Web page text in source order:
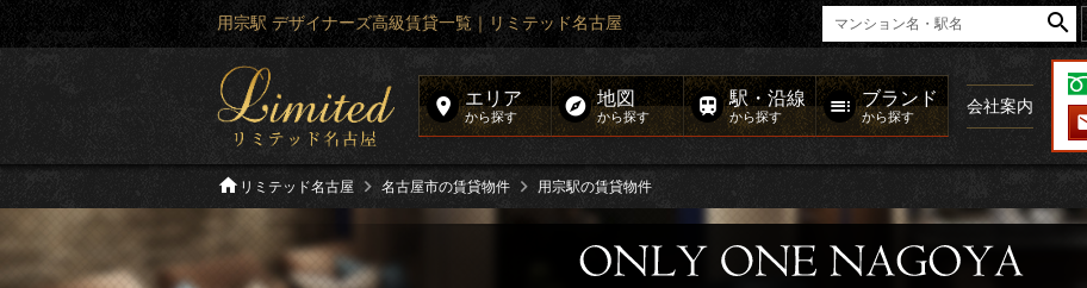
用宗駅 デザイナーズ高級賃貸一覧｜リミテッド名古屋
エリア
から探す
地図
から探す
駅・沿線
から探す
ブランド
から探す
会社案内
リミテッド名古屋 名古屋市の賃貸物件 用宗駅の賃貸物件